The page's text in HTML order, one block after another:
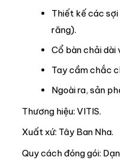
Thiết kế các sợi
răng).
Cổ bàn chải dài
Tay cầm chắc
Ngoài ra, sản
Thương hiệu: VITIS.
Xuất xứ: Tây Ban Nha.
Quy cách đóng gói: